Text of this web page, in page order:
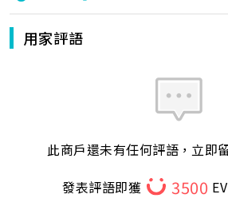
用家評語
此商戶還未有任何評語，立即
發表評語即獲
3500